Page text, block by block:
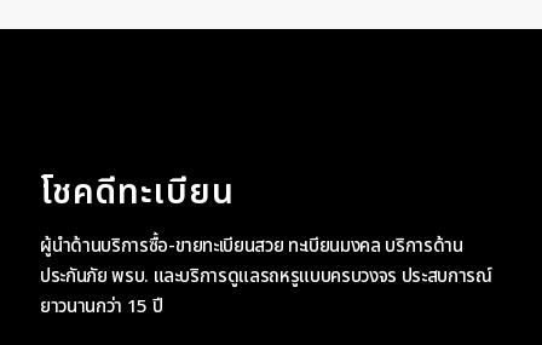
โชคดีทะเบียน
ผู้นำด้านบริการซื้อ-ขายทะเบียนสวย ทะเบียนมงคล บริการด้าน
ประกันภัย พรบ. และบริการดูแลรถหรูแบบครบวงจร ประสบการณ์
ยาวนานกว่า 15 ปี